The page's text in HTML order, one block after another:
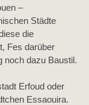
–
Städte
die
, Fesdarüber
noch dazu Baustil.
Erfoud oder
Essaouira.